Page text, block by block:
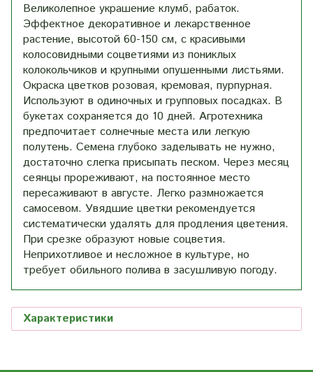
Великолепное украшение клумб, рабаток.
Эффектное декоративное и лекарственное
растение, высотой 60-150 см, с красивыми
колосовидными соцветиями из пониклых
колокольчиков и крупными опушенными листьями.
Окраска цветков розовая, кремовая, пурпурная.
Используют в одиночных и групповых посадках. В
букетах сохраняется до 10 дней. Агротехника
предпочитает солнечные места или легкую
полутень. Семена глубоко заделывать не нужно,
достаточно слегка присыпать песком. Через месяц
сеянцы прореживают, на постоянное место
пересаживают в августе. Легко размножается
самосевом. Увядшие цветки рекомендуется
систематически удалять для продления цветения.
При срезке образуют новые соцветия.
Неприхотливое и несложное в культуре, но
требует обильного полива в засушливую погоду.
Характеристики